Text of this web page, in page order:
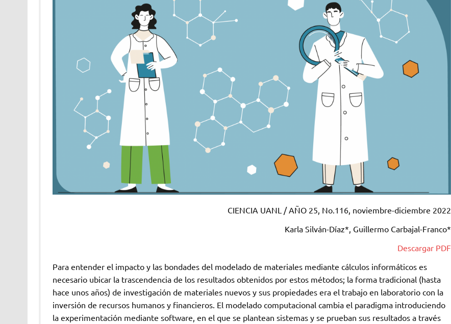
CIENCIA UANL / AÑO 25, No.116, noviembre-diciembre 2022
Karla Silván-Díaz*, Guillermo Carbajal-Franco*
Descargar PDF
Para entender el impacto y las bondades del modelado de materiales mediante cálculos informáticos es
necesario ubicar la trascendencia de los resultados obtenidos por estos métodos; la forma tradicional (hasta
hace unos años) de investigación de materiales nuevos y sus propiedades era el trabajo en laboratorio con la
inversión de recursos humanos y financieros. El modelado computacional cambia el paradigma introduciendo
la experimentación mediante software, en el que se plantean sistemas y se prueban sus resultados a través